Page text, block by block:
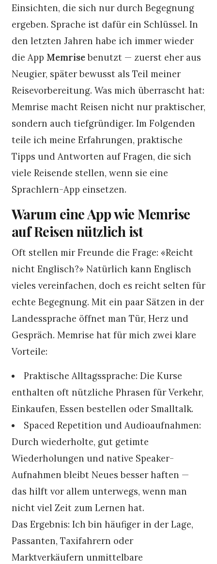
Einsichten, die sich nur durch Begegnung
ergeben. Sprache ist dafür ein Schlüssel. In
den letzten Jahren habe ich immer wieder
die App Memrisebenutzt — zuerst eher aus
Neugier, später bewusst als Teil meiner
Reisevorbereitung. Was mich überrascht hat:
Memrise macht Reisen nicht nur praktischer,
sondern auch tiefgründiger. Im Folgenden
teile ich meine Erfahrungen, praktische
Tipps und Antworten auf Fragen, die sich
viele Reisende stellen, wenn sie eine
Sprachlern-App einsetzen.
Warum eine App wie Memrise
auf Reisen nützlich ist
Oft stellen mir Freunde die Frage: «Reicht
nicht Englisch?» Natürlich kann Englisch
vieles vereinfachen, doch es reicht selten für
echte Begegnung. Mit ein paar Sätzen in der
Landessprache öffnet man Tür, Herz und
Gespräch. Memrise hat für mich zwei klare
Vorteile:
Praktische Alltagssprache: Die Kurse
enthalten oft nützliche Phrasen für Verkehr,
Einkaufen, Essen bestellen oder Smalltalk.
Spaced Repetition und Audioaufnahmen:
Durch wiederholte, gut getimte
Wiederholungen und native Speaker-
Aufnahmen bleibt Neues besser haften —
das hilft vor allem unterwegs, wenn man
nicht viel Zeit zum Lernen hat.
Das Ergebnis: Ich bin häufiger in der Lage,
Passanten, Taxifahrern oder
Marktverkäufern unmittelbare